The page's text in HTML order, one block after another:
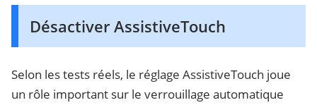
Désactiver AssistiveTouch
Selon les tests réels, le réglage AssistiveTouch joue
un rôle important sur le verrouillage automatique